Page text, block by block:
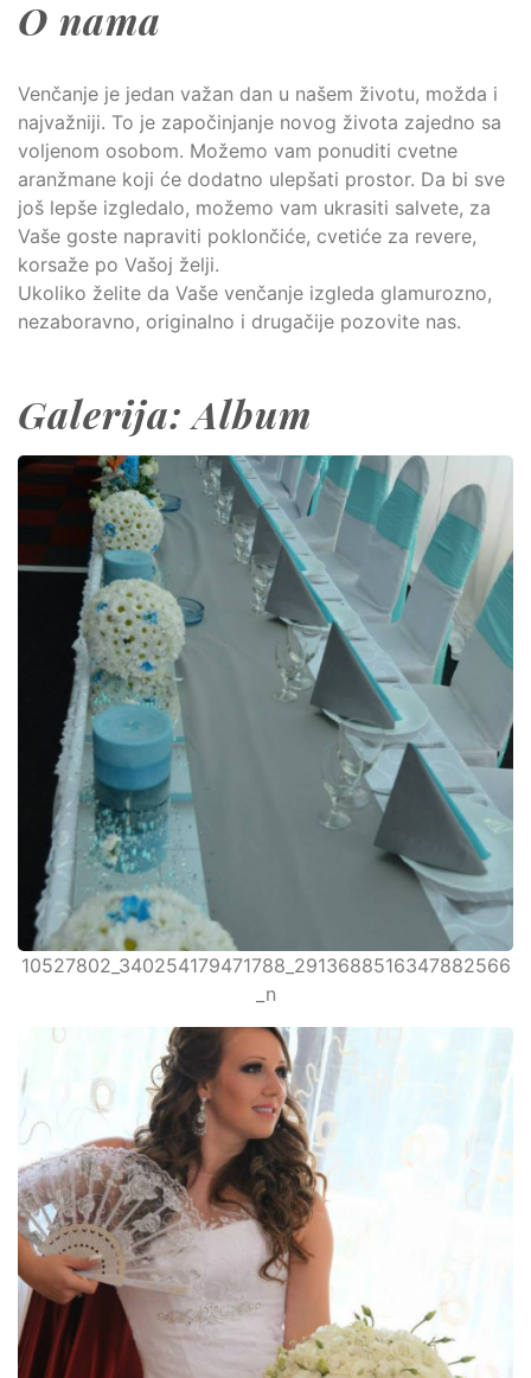
O nama
Venčanje je jedan važan dan u našem životu, možda i
najvažniji. To je započinjanje novog života zajedno sa
voljenom osobom. Možemo vam ponuditi cvetne
aranžmane koji će dodatno ulepšati prostor. Da bi sve
još lepše izgledalo, možemo vam ukrasiti salvete, za
Vaše goste napraviti poklončiće, cvetiće za revere,
korsaže po Vašoj želji.
Ukoliko želite da Vaše venčanje izgleda glamurozno,
nezaboravno, originalno i drugačije pozovite nas.
Galerija: Album
10527802_340254179471788_2913688516347882566
_n